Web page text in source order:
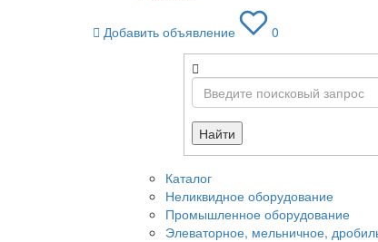
Добавить объявление 0
Найти
Каталог
Неликвидное оборудование
Промышленное оборудование
Элеваторное, мельничное,